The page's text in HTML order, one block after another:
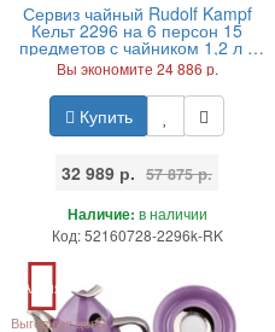
Сервиз чайный Rudolf Kampf
Кельт 2296 на 6 персон 15
предметов с чайником 1,2 л в
подарочном коробе
Вы экономите 24 886 р.
Купить
32 989 р. 57 875 р.
Наличие: в наличии
Код: 52160728-2296k-RK
Акция
Выгодные цены